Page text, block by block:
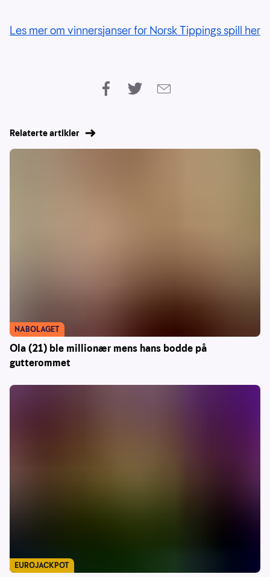
Les mer om vinnersjanser for Norsk Tippings spill her
Relaterte artikler
Ola (21) ble millionær mens hans bodde på
gutterommet
NABOLAGET
EUROJACKPOT